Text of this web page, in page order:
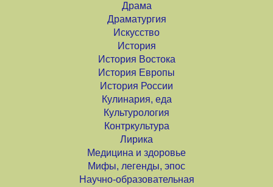
Драма
Драматургия
Искусство
История
История Востока
История Европы
История России
Кулинария, еда
Культурология
Контркультура
Лирика
Медицина и здоровье
Мифы, легенды, эпос
Научно-образовательная